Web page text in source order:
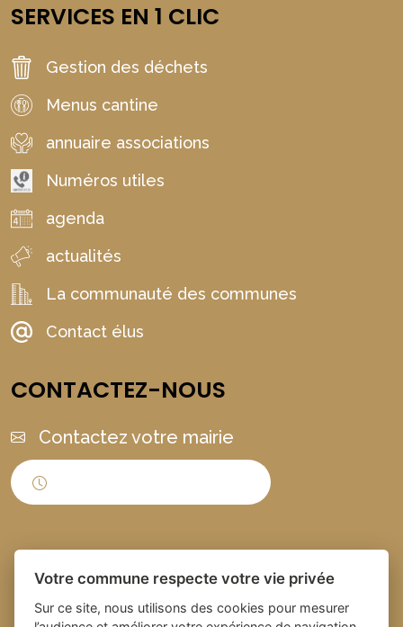
SERVICES EN 1 CLIC
Gestion des déchets
Menus cantine
annuaire associations
Numéros utiles
agenda
actualités
La communauté des communes
Contact élus
CONTACTEZ-NOUS
Contactez votre mairie
Votre commune respecte votre vie privée
Sur ce site, nous utilisons des cookies pour mesurer